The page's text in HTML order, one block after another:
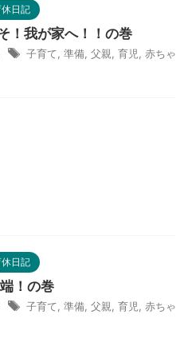
日記
！我が家へ！！の巻
子育て 準備 父親 育児
赤ちゃ
日記
！の巻
子育て 準備 父親 育児
赤ちゃ